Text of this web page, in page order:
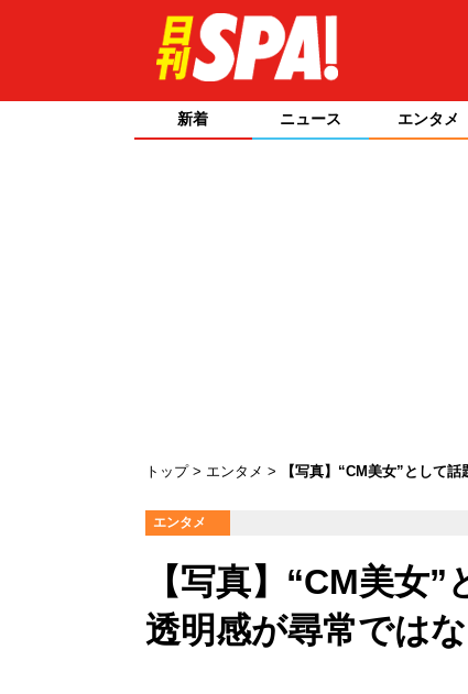
新着 ニュース エンタメ
トップ エンタメ
【写真】“CM美女”として
エンタメ
【写真】“CM美女
透明感が尋常では